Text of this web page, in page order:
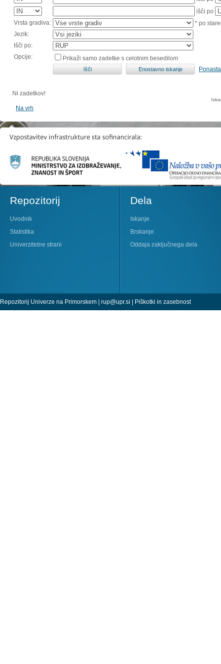
išči po
Vrsta gradiva:
* po
Jezik:
Išči po:
Opcije:
Prikaži samo zadetke s celotnim besedilom
Ni zadetkov!
Na vrh
Repozitorij
Uvodnik
Statistika
Univerzitetne strani
Dela
Iskanje
Brskanje
Oddaja zaključnega dela
Repozitorij Univerze na Primorskem | rup@upr.si | Piškotki in zasebnost